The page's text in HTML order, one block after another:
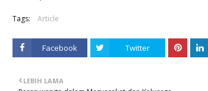
Tags: Article
Facebook Twitter
LEBIH LAMA